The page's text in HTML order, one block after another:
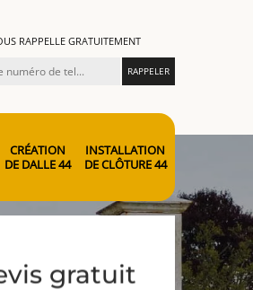
RAPPELLE GRATUITEMENT
CRÉATION
DE DALLE 44
INSTALLATION
DE CLÔTURE 44
gratuit